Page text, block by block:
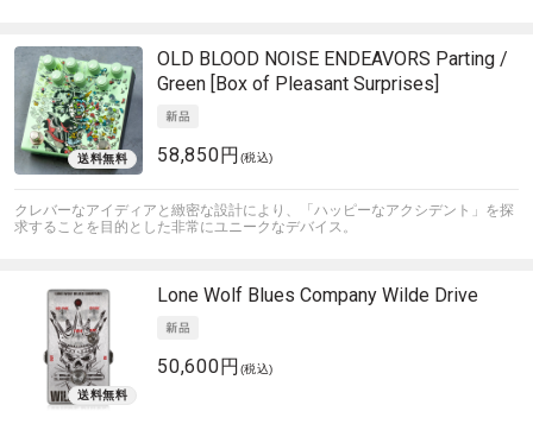
OLD BLOOD NOISE ENDEAVORS Parting /
Green [Box of Pleasant Surprises]
58,850円 (税込)
クレバーなアイディアと緻密な設計により、「ハッピーなアクシデント」を探
求することを目的とした非常にユニークなデバイス。
Lone Wolf Blues Company Wilde Drive
50,600円 (税込)